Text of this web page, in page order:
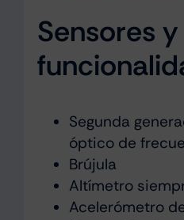
Sensores y
Segunda
óptico de
Brújula
Altímetro
Acelerómetro